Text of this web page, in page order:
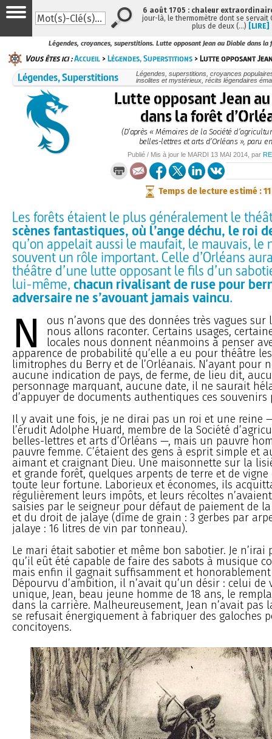
Légendes, croyances, superstitions. Lutte opposant Jean au Diable dans la
Vous êtes ici :Accueil >Légendes, Superstitions > Lutte opposant
Légendes, Superstitions
Légendes, superstitions, croyances
insolites et mystérieux, récits légendaires
Lutte opposant Jean
dans la forêt
(D’après « Mémoires de la Société
belles-lettres et arts d’Orléans », paru
Publié / Mis à jour le MARDI 13 MAI 2014 , par
Temps de lecture estimé :
Les forêts étaient le plus généralement le
scènes fantastiques, où l’ange déchu, le roi
qu’on appelait aussi le maufait, le mauvais, le
souvent un rôle important. Celle d’Orléans
théâtre d’une lutte opposant le fils d’un
lui-même,chacun rivalisant de ruse pour
adversaire ne s’avouant jamais vaincu.
N
ous n’avons que des données très vagues sur
nous allons raconter. Certains usages,
locales nous donnent néanmoins à penser
apparence de probabilité qu’elle a eu pour théâtre
limitrophes du Berry et de l’Orléanais. N’ayant pour
aucune indication de pays, de ferme, de lieu dit,
personnage marquant, aucune date, il ne saurait
d’appuyer de documents authentiques ces souvenirs
Il y avait une fois, je ne dirai pas un roi et une reine
l’érudit Adolphe Huard, membre de la Société
belles-lettres et arts d’Orléans —, mais un pauvre
pauvre femme. C’étaient des gens à esprit simple et
aimant et craignant Dieu. Une maisonnette sur la
et grande forêt, quelques arpents de terre et de
toute leur fortune. Laborieux et économes, ils
régulièrement leurs impôts, et leurs récoltes
saisies par le seigneur pour défaut de paiement de
et du droit de jalaye (dîme de grain : 3 gerbes par
jalaye : 16 litres de vin par tonneau).
Le mari était sabotier et même bon sabotier. Je n’irai
qu’il eût été capable de faire des sabots à musique
mais enfin il gagnait suffisamment et honorablement
Dépourvu d’ambition, il n’avait qu’un désir : celui de
unique, Jean, beau jeune homme de 18 ans, le
dans la carrière. Malheureusement, Jean n’avait pas
se refusait énergiquement à fabriquer des galoches
concitoyens.
6 août 1705 : chaleur
jour-là, le thermomètre dont se servait
plus de deux (…) [LIRE]